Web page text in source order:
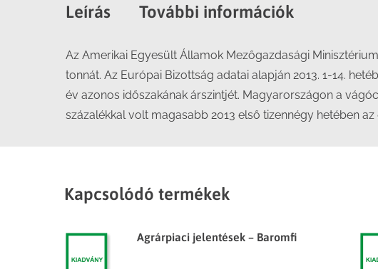
Leírás További információk
Az Amerikai Egyesült Államok Mezőgazdasági
tonnát. Az Európai Bizottság adatai alapján 2013. 1-14.
év azonos időszakának árszintjét. Magyarországon a
százalékkal volt magasabb 2013 első tizennégy hetében
Kapcsolódó termékek
Agrárpiaci jelentések – Baromfi